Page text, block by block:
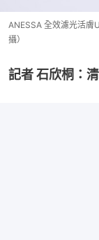
ANESSA 全效濾光活膚
攝）
記者 石欣桐：